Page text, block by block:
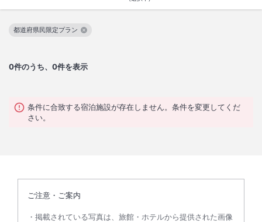
0件のうち、0件を表示
都道府県民限定プラン
この絞り込み条件を解除
条件に合致する宿泊施設が存在しません。条件を変更してくだ
さい。
ご注意・ご案内
掲載されている写真は、旅館・ホテルから提供された画像